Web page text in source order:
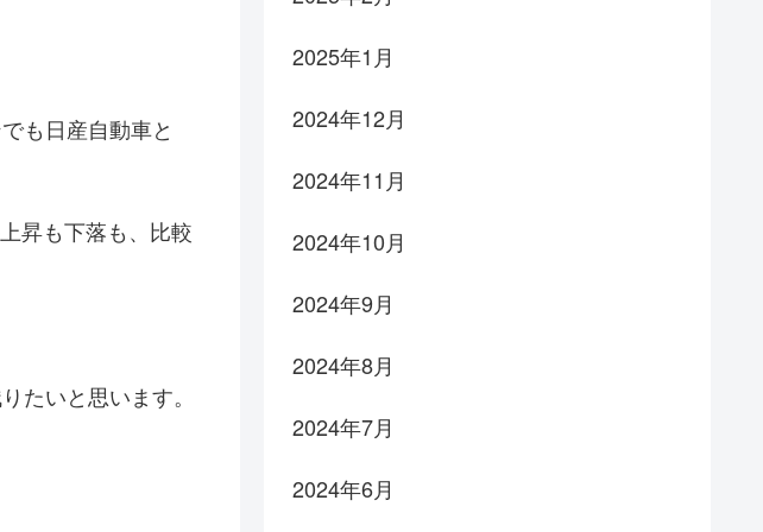
も日産自動車と
昇も下落も、比較
たいと思います。
2025年1月
2024年12月
2024年11月
2024年10月
2024年9月
2024年8月
2024年7月
2024年6月